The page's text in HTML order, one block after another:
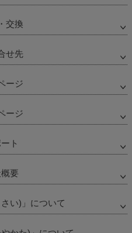
交換
せ先
ージ
ージ
ト
要
い)」について